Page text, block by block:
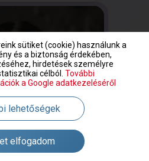
sütiket (cookie) használunk a
és a biztonság érdekében,
hirdetések személyre
célból. További
a Google adatkezeléséről
lehetőségek
elfogadom